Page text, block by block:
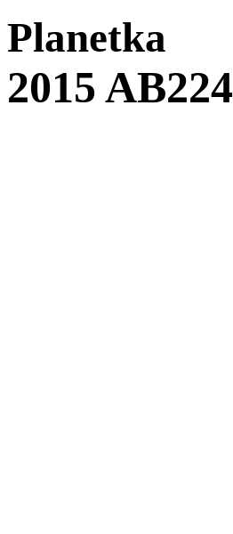
Planetka
2015 AB224